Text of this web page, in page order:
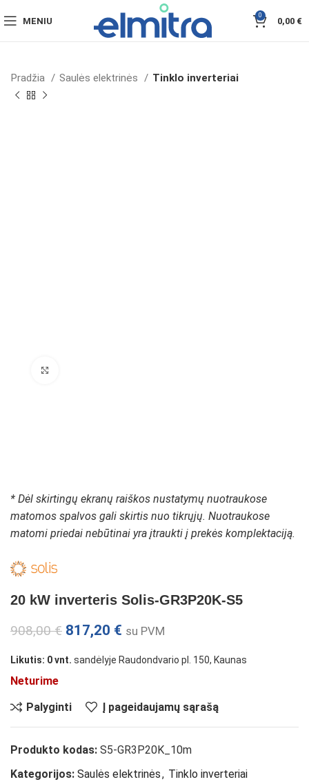
MENIU
0
0,00 €
Pradžia Saulės elektrinės Tinklo inverteriai
* Dėl skirtingų ekranų raiškos nustatymų nuotraukose
matomos spalvos gali skirtis nuo tikrųjų. Nuotraukose
matomi priedai nebūtinai yra įtraukti į prekės komplektaciją.
20 kW inverteris Solis-GR3P20K-S5
908,00€ 817,20 € su PVM
Likutis: 0 vnt. sandėlyje Raudondvario pl. 150, Kaunas
Neturime
Palyginti
Į pageidaujamų sąrašą
Produkto kodas: S5-GR3P20K_10m
Kategorijos: Saulės elektrinės, Tinklo inverteriai